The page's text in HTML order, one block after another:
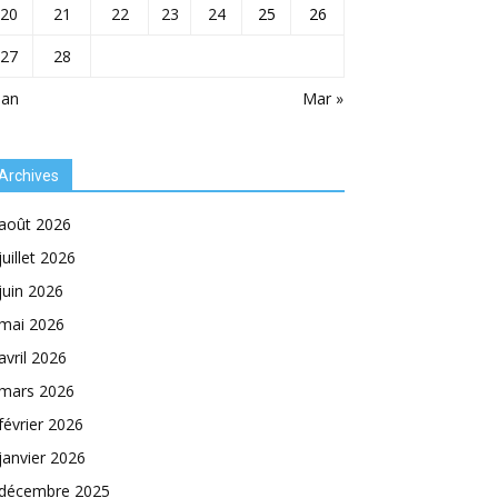
Mar »
20 21 22 23 24 25
26
27
28
2026
2026
2026
2026
2026
2026
2026
2026
2025